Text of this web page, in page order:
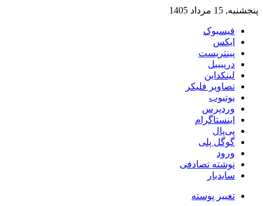
پنجشنبه, 15 مرداد 1405
فیسبوک
ایکس
پینتریست
دریبببل
لینکداین
تصاویر فلیکر
یوتیوب
وردپرس
اینستاگرام
پی‌پال
گوگل پلی
ورود
نوشته تصادفی
سایدبار
تغییر پوسته